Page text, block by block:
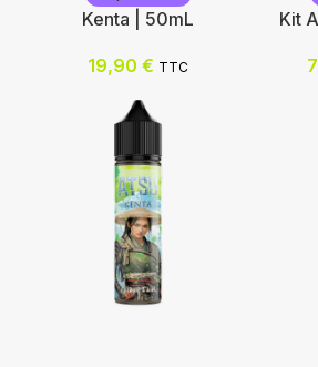
Kenta | 50mL
19,90 € TTC
Kit